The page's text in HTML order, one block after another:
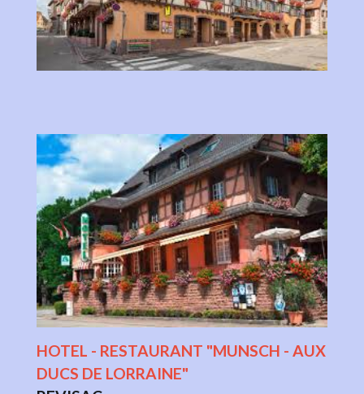
HOTEL - RESTAURANT "MUNSCH - AUX
DUCS DE LORRAINE"